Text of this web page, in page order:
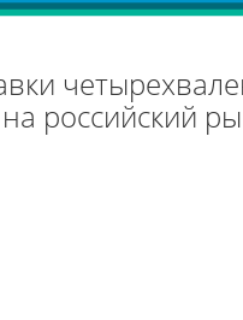
российский